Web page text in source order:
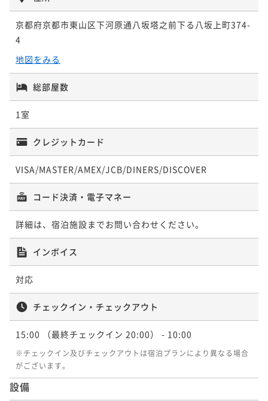
京都府京都市東山区下河原通八坂塔之前下る八坂上町374-
4
地図をみる
総部屋数
1室
クレジットカード
VISA/MASTER/AMEX/JCB/DINERS/DISCOVER
コード決済・電子マネー
詳細は、宿泊施設までお問い合わせください。
インボイス
対応
チェックイン・チェックアウト
15:00 （最終チェックイン 20:00） - 10:00
※チェックイン及びチェックアウトは宿泊プランにより異なる場合
がございます。
設備